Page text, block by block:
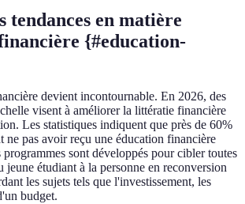
tendances en matière
{#education-
devient incontournable. En 2026, des
visent à améliorer la littératie financière
Les statistiques indiquent que près de 60%
ne pas avoir reçu une éducation financière
sont développés pour cibler toutes
jeune étudiant à la personne en reconversion
les sujets tels que l'investissement, les
budget.